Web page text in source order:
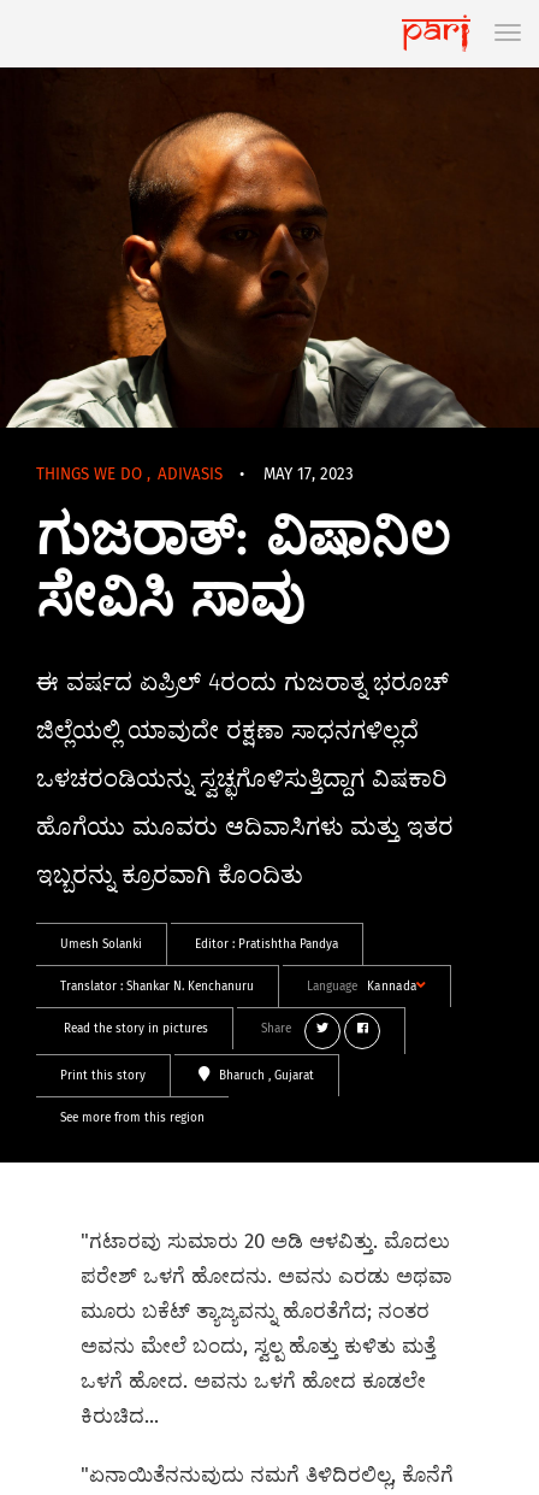
THINGS WE DO , ADIVASIS • MAY 17, 2023
ಗುಜರಾತ್: ವಿಷಾನಿಲ
ಸೇವಿಸಿ ಸಾವು
ಈ ವರ್ಷದ ಏಪ್ರಿಲ್ 4ರಂದು ಗುಜರಾತ್ನ ಭರೂಚ್
ಜಿಲ್ಲೆಯಲ್ಲಿ ಯಾವುದೇ ರಕ್ಷಣಾ ಸಾಧನಗಳಿಲ್ಲದೆ
ಒಳಚರಂಡಿಯನ್ನು ಸ್ವಚ್ಛಗೊಳಿಸುತ್ತಿದ್ದಾಗ ವಿಷಕಾರಿ
ಹೊಗೆಯು ಮೂವರು ಆದಿವಾಸಿಗಳು ಮತ್ತು ಇತರ
ಇಬ್ಬರನ್ನು ಕ್ರೂರವಾಗಿ ಕೊಂದಿತು
Umesh Solanki Editor : Pratishtha Pandya
Translator : Shankar N. Kenchanuru Language Kannada
Read the story in pictures Share
Print this story Bharuch , Gujarat
See more from this region
"ಗಟಾರವು ಸುಮಾರು 20 ಅಡಿ ಆಳವಿತ್ತು. ಮೊದಲು
ಪರೇಶ್ ಒಳಗೆ ಹೋದನು. ಅವನು ಎರಡು ಅಥವಾ
ಮೂರು ಬಕೆಟ್ ತ್ಯಾಜ್ಯವನ್ನು ಹೊರತೆಗೆದ; ನಂತರ
ಅವನು ಮೇಲೆ ಬಂದು, ಸ್ವಲ್ಪ ಹೊತ್ತು ಕುಳಿತು ಮತ್ತೆ
ಒಳಗೆ ಹೋದ. ಅವನು ಒಳಗೆ ಹೋದ ಕೂಡಲೇ
ಕಿರುಚಿದ...
"ಏನಾಯಿತೆನನುವುದು ನಮಗೆ ತಿಳಿದಿರಲಿಲ್ಲ, ಕೊನೆಗೆ